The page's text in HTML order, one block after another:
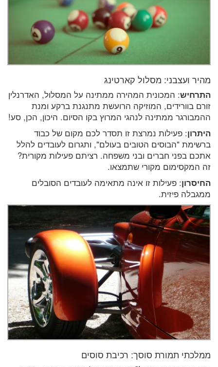
מהיר ועצבני: מסלול קארטינג
התרחיש: המכונית המהירה ממתינה על המסלול, האדרנלין
זורם בוורידים, המוזיקה הרועשת מתנגנת ברקע ומנת
ההמבורגר ממתינה לנהגי המרוץ בקו הסיום. היכון, הכן, סע!
היתרון: פעילות נמרצת זו תסדר לכם מקום של כבוד
ברשימת "הבוסים הטובים בעולם", ותגרום לעובדים להלל
אתכם בפני חברים ובני משפחה. רציתם פעילות מקורית?
זה המקסימום מקורי שתמצאו.
החיסרון: פעילות זו אינה מתאימה לעובדים הסובלים
ממגבלה פיזית.
ממלכתי תמורת סוסך: רכיבת סוסים